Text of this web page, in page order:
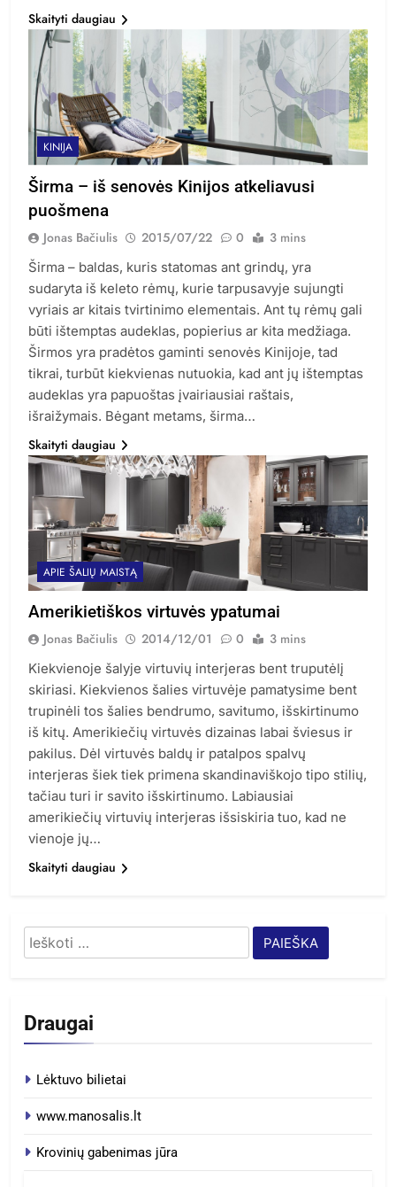
Skaityti daugiau
KINIJA
Širma – iš senovės Kinijos atkeliavusi
puošmena
Jonas Bačiulis 2015/07/22 0 3 mins
Širma – baldas, kuris statomas ant grindų, yra
sudaryta iš keleto rėmų, kurie tarpusavyje sujungti
vyriais ar kitais tvirtinimo elementais. Ant tų rėmų gali
būti ištemptas audeklas, popierius ar kita medžiaga.
Širmos yra pradėtos gaminti senovės Kinijoje, tad
tikrai, turbūt kiekvienas nutuokia, kad ant jų ištemptas
audeklas yra papuoštas įvairiausiai raštais,
išraižymais. Bėgant metams, širma…
Skaityti daugiau
APIE ŠALIŲ MAISTĄ
Amerikietiškos virtuvės ypatumai
Jonas Bačiulis 2014/12/01 0 3 mins
Kiekvienoje šalyje virtuvių interjeras bent truputėlį
skiriasi. Kiekvienos šalies virtuvėje pamatysime bent
trupinėli tos šalies bendrumo, savitumo, išskirtinumo
iš kitų. Amerikiečių virtuvės dizainas labai šviesus ir
pakilus. Dėl virtuvės baldų ir patalpos spalvų
interjeras šiek tiek primena skandinaviškojo tipo stilių,
tačiau turi ir savito išskirtinumo. Labiausiai
amerikiečių virtuvių interjeras išsiskiria tuo, kad ne
vienoje jų…
Skaityti daugiau
Ieškoti:
Draugai
Lėktuvo bilietai
www.manosalis.lt
Krovinių gabenimas jūra